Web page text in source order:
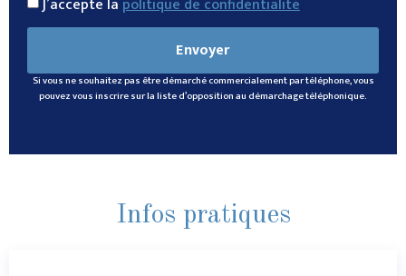
J’accepte la politique de confidentialité
Envoyer
Si vous ne souhaitez pas être démarché commercialement par téléphone, vous
pouvez vous inscrire sur la liste d’opposition au démarchage téléphonique.
Infos pratiques